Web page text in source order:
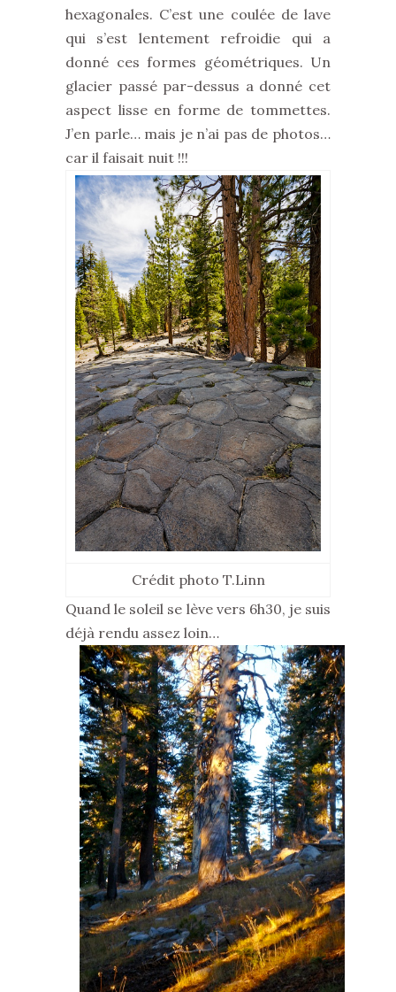
hexagonales. C’est une coulée de lave
qui s’est lentement refroidie qui a
donné ces formes géométriques. Un
glacier passé par-dessus a donné cet
aspect lisse en forme de tommettes.
J’en parle… mais je n’ai pas de photos…
car il faisait nuit !!!
Crédit photo T.Linn
Quand le soleil se lève vers 6h30, je suis
déjà rendu assez loin…